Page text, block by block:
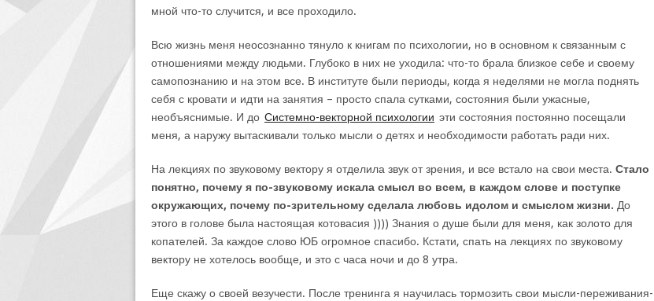
мной что-то случится, и все проходило.
Всю жизнь меня неосознанно тянуло к книгам по психологии, но в основном к связанным с
отношениями между людьми. Глубоко в них не уходила: что-то брала близкое себе и своему
самопознанию и на этом все. В институте были периоды, когда я неделями не могла поднять
себя с кровати и идти на занятия – просто спала сутками, состояния были ужасные,
необъяснимые. И до Системно-векторной психологии эти состояния постоянно посещали
меня, а наружу вытаскивали только мысли о детях и необходимости работать ради них.
На лекциях по звуковому вектору я отделила звук от зрения, и все встало на свои места. Стало
понятно, почему я по-звуковому искала смысл во всем, в каждом слове и поступке
окружающих, почему по-зрительному сделала любовь идолом и смыслом жизни. До
этого в голове была настоящая котовасия )))) Знания о душе были для меня, как золото для
копателей. За каждое слово ЮБ огромное спасибо. Кстати, спать на лекциях по звуковому
вектору не хотелось вообще, и это с часа ночи и до 8 утра.
Еще скажу о своей везучести. После тренинга я научилась тормозить свои мысли-переживания-